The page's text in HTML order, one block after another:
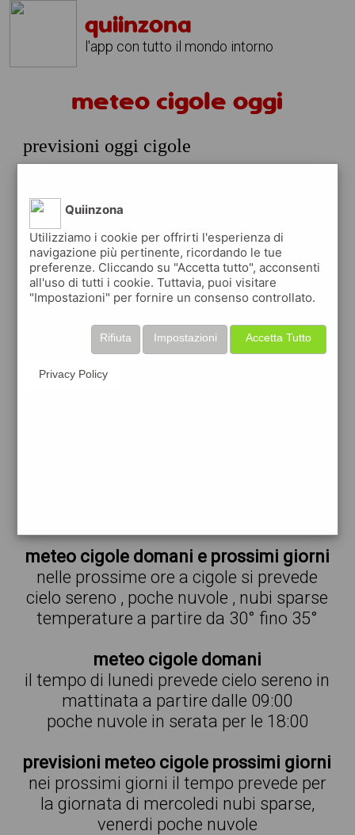
quiinzona
l'app con tutto il mondo intorno
meteo cigole oggi
previsioni oggi cigole
prossime ore
12:00
sereno
34° min34° max
41 % 0.88 km/h 0 %
15:00
cielo
35°
35° min36° max
meteo cigole domani e prossimi giorni
nelle prossime ore a cigole si prevede
cielo sereno , poche nuvole , nubi sparse
temperature a partire da 30° fino 35°
meteo cigole domani
il tempo di lunedi prevede cielo sereno in
mattinata a partire dalle 09:00
poche nuvole in serata per le 18:00
previsioni meteo cigole prossimi giorni
nei prossimi giorni il tempo prevede per
la giornata di mercoledi nubi sparse,
venerdi poche nuvole
Quiinzona
Utilizziamo i cookie per offrirti l'esperienza di
navigazione più pertinente, ricordando le tue
preferenze. Cliccando su "Accetta tutto", acconsenti
all'uso di tutti i cookie. Tuttavia, puoi visitare
"Impostazioni" per fornire un consenso controllato.
Accetta Tutto
Impostazioni
Rifiuta
Privacy Policy